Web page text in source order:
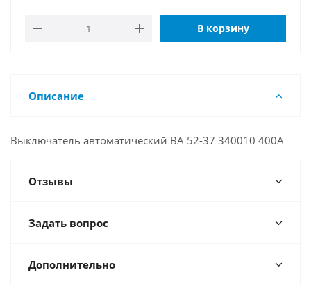
В корзину
Описание
Выключатель автоматический ВА 52-37 340010 400А
Отзывы
Задать вопрос
Дополнительно